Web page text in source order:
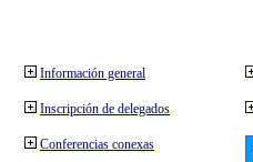
Información general
Inscripción de delegados
Conferencias conexas